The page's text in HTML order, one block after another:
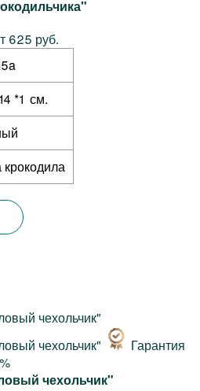
625 руб.
*1 см.
Гарантия
чехольчик"